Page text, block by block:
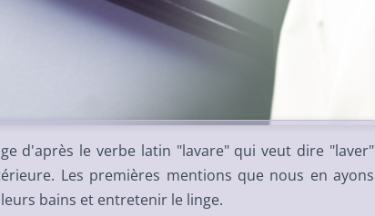
d'après le verbe latin "lavare" qui veut dire "laver"
Les premières mentions que nous en ayons
bains et entretenir le linge.